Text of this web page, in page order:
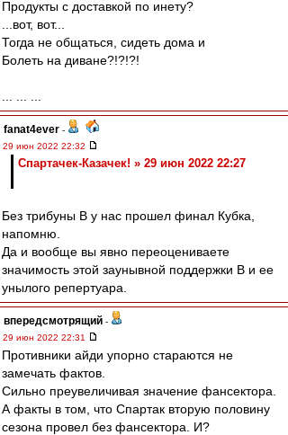
Продукты с доставкой по инету?
...вот, вот...
Тогда не общаться, сидеть дома и
Болеть на диване?!?!?!
fanat4ever -
29 июн 2022 22:32
Спартачек-Казачек! » 29 июн 2022 22:27
Без трибуны В у нас прошел финал Кубка,
напомню.
Да и вообще вы явно переоцениваете
значимость этой заунывной поддержки В и ее
унылого репертуара.
впередсмотрящий -
29 июн 2022 22:31
Противники айди упорно стараются не
замечать фактов.
Сильно преувеличивая значение фансектора.
А факты в том, что Спартак вторую половину
сезона провел без фансектора. И?